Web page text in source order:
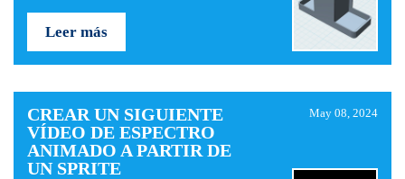
Leer más
CREAR UN SIGUIENTE
VÍDEO DE ESPECTRO
ANIMADO A PARTIR DE
UN SPRITE
May 08, 2024